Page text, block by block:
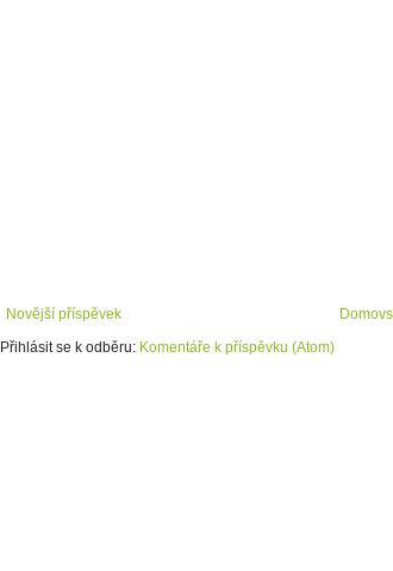
Novější příspěvek
Přihlásit se k odběru: Komentáře k příspěvku (Atom)